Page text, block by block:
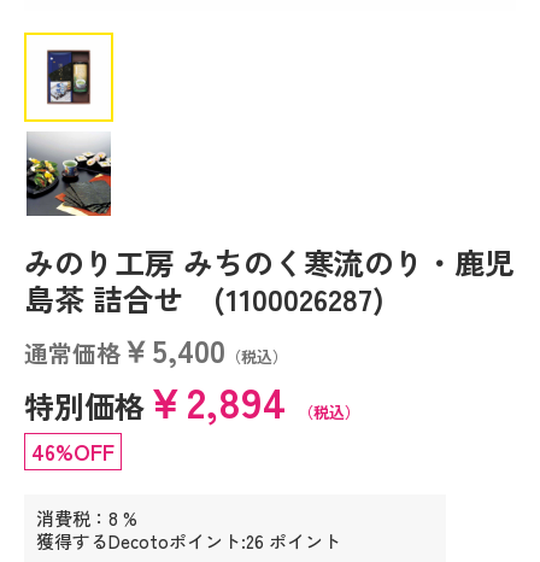
みのり工房 みちのく寒流のり・鹿児
島茶 詰合せ (1100026287)
通常価格￥5,400 （税込）
特別価格￥2,894 （税込）
46%OFF
消費税：8 %
獲得するDecotoポイント:26 ポイント